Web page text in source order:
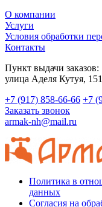
О компании
Услуги
Условия обработки
Контакты
Пункт выдачи заказов:
​улица Аделя Кутуя, 151
+7 (917) 858-66-66 +7
Заказать звонок
armak-nh@mail.ru
Политика в
данных
Согласия на